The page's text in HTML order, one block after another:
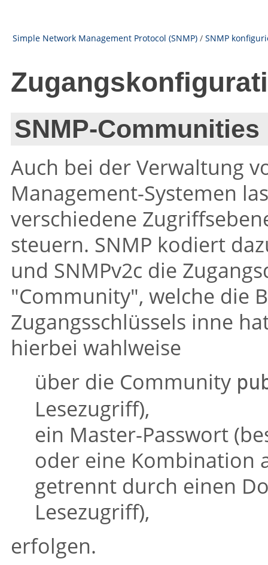
Simple Network Management Protocol (SNMP) / SNMP
SNMP-Communities
Auch bei der Verwaltung
Management-Systemen
verschiedene
steuern. SNMP kodiert
und SNMPv2c die
"Community", welche die
Zugangsschlüssels inne
hierbei wahlweise
über die Community
Lesezugriff),
ein Master-Passwort
oder eine Kombination
getrennt durch einen
Lesezugriff),
erfolgen.